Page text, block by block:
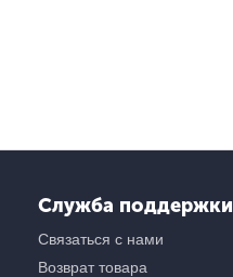
Служба поддержки
Связаться с нами
Возврат товара